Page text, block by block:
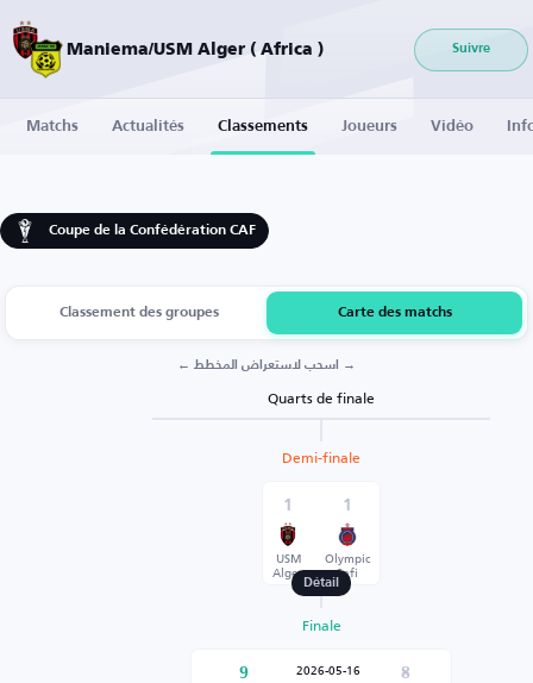
Maniema/USM Alger ( Africa ) Suivre
Matchs Actualités Classements Joueurs Vidéo
Coupe de la Confédération CAF
Classement des groupes Carte des matchs
← اسحب لاستعراض المخطط →
Quarts de finale
Demi-finale
1
USM
Alger
1
Olympic
Safi
Détail
Finale
9 2026-05-16 8